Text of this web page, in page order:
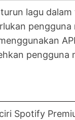
lagu
pengguna
Spotify